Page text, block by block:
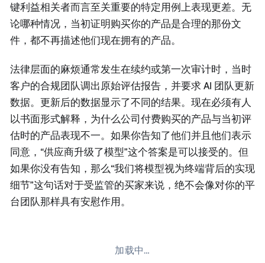
键利益相关者而言至关重要的特定用例上表现更差。无
论哪种情况，当初证明购买你的产品是合理的那份文
件，都不再描述他们现在拥有的产品。
法律层面的麻烦通常发生在续约或第一次审计时，当时
客户的合规团队调出原始评估报告，并要求 AI 团队更新
数据。更新后的数据显示了不同的结果。现在必须有人
以书面形式解释，为什么公司付费购买的产品与当初评
估时的产品表现不一。如果你告知了他们并且他们表示
同意，“供应商升级了模型”这个答案是可以接受的。但
如果你没有告知，那么“我们将模型视为终端背后的实现
细节”这句话对于受监管的买家来说，绝不会像对你的平
台团队那样具有安慰作用。
加载中…